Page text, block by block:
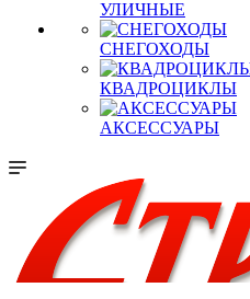
УЛИЧНЫЕ
СНЕГОХОДЫ
КВАДРОЦИКЛЫ
АКСЕССУАРЫ